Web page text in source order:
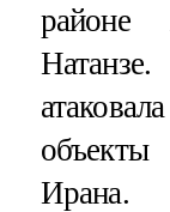
районе